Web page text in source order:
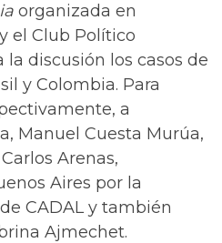
organizada en
el Club Político
discusión los casos de
y Colombia. Para
a
Manuel Cuesta Murúa,
Arenas,
Aires por la
CADAL y también
Ajmechet.